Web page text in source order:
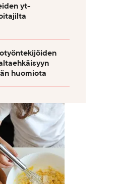
yt-
huomiota